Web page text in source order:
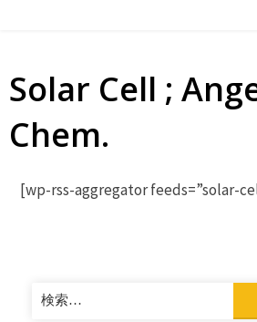
Solar Cell ;
Chem.
[wp-rss-aggregator feeds=”solar-
検
索: